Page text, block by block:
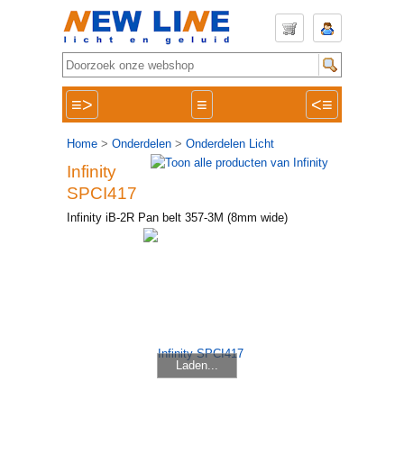
≡> ≡ <≡
Home > Onderdelen > Onderdelen Licht
Infinity
SPCI417
Infinity iB-2R Pan belt 357-3M (8mm wide)
Laden...